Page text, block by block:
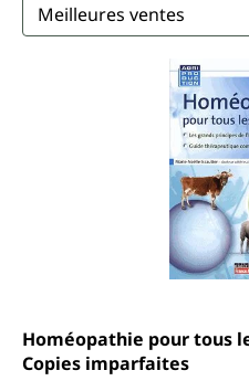
Homéopathie pour tous
Copies imparfaites